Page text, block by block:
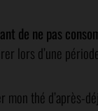
de ne pas
lors d’une
mon thé d’après-